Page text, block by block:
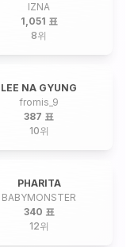
IZNA
1,051 표
8위
LEE NA GYUNG
fromis_9
387 표
10위
PHARITA
BABYMONSTER
340 표
12위